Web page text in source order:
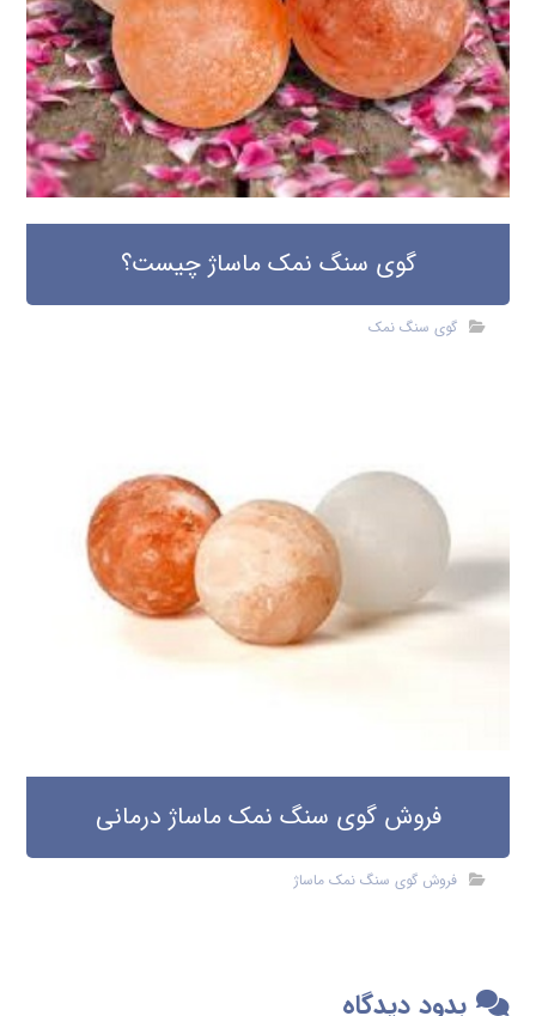
گوی سنگ نمک ماساژ چیست؟
گوی سنگ نمک
فروش گوی سنگ نمک ماساژ درمانی
فروش گوی سنگ نمک ماساژ
بدود دیدگاه